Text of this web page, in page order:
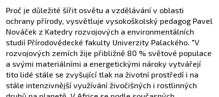
Proč je důležité šířit osvětu a vzdělávání v oblasti
ochrany přírody, vysvětluje vysokoškolský pedagog Pavel
Nováček z Katedry rozvojových a environmentálních
studií Přírodovědecké fakulty Univerzity Palackého. "V
rozvojových zemích žije přibližně 80 % světové populace
a svými materiálními a energetickými nároky vytvářejí
tito lidé stále se zvyšující tlak na životní prostředí i na
stále intenzivnější využívání živočišných i rostlinných